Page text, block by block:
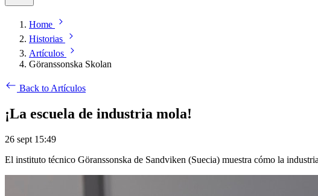
Home
Historias
Artículos
Göranssonska Skolan
Back to Artículos
¡La escuela de industria mola!
26 sept 15:49
El instituto técnico Göranssonska de Sandviken (Suecia) muestra cómo la